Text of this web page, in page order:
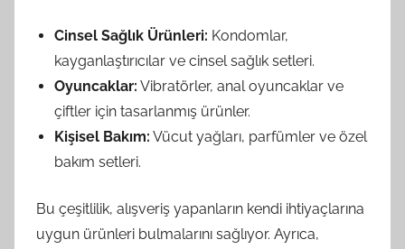
Cinsel Sağlık Ürünleri: Kondomlar,
kayganlaştırıcılar ve cinsel sağlık setleri.
Oyuncaklar: Vibratörler, anal oyuncaklar ve
çiftler için tasarlanmış ürünler.
Kişisel Bakım: Vücut yağları, parfümler ve özel
bakım setleri.
Bu çeşitlilik, alışveriş yapanların kendi ihtiyaçlarına
uygun ürünleri bulmalarını sağlıyor. Ayrıca,